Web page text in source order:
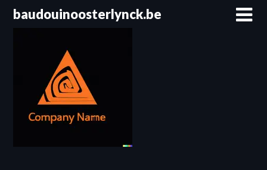
Passerbaudouinoosterlynck.be